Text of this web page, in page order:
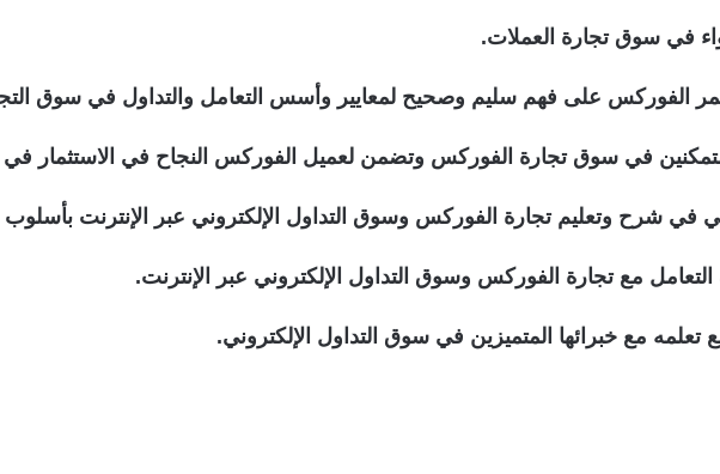
في سوق تجارة العملات.
الفوركس على فهم سليم وصحيح لمعايير وأسس التعامل والتداول في سوق
متمكنين في سوق تجارة الفوركس وتضمن لعميل الفوركس النجاح في الاستثمار
في شرح وتعليم تجارة الفوركس وسوق التداول الإلكتروني عبر الإنترنت
مع تجارة الفوركس وسوق التداول الإلكتروني عبر الإنترنت.
مع خبرائها المتميزين في سوق التداول الإلكتروني.